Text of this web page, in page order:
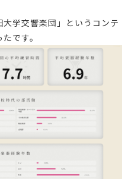
大学交響楽団」というコンテ
です。